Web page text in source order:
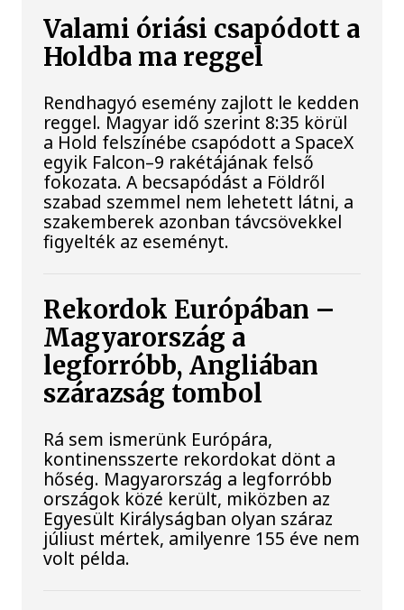
Valami óriási csapódott a
Holdba ma reggel
Rendhagyó esemény zajlott le kedden
reggel. Magyar idő szerint 8:35 körül
a Hold felszínébe csapódott a SpaceX
egyik Falcon–9 rakétájának felső
fokozata. A becsapódást a Földről
szabad szemmel nem lehetett látni, a
szakemberek azonban távcsövekkel
figyelték az eseményt.
Rekordok Európában –
Magyarország a
legforróbb, Angliában
szárazság tombol
Rá sem ismerünk Európára,
kontinensszerte rekordokat dönt a
hőség. Magyarország a legforróbb
országok közé került, miközben az
Egyesült Királyságban olyan száraz
júliust mértek, amilyenre 155 éve nem
volt példa.